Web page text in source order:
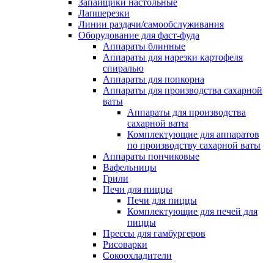
Запайщики настольные
Лапшерезки
Линии раздачи/самообслуживания
Оборудование для фаст-фуда
Аппараты блинные
Аппараты для нарезки картофеля
спиралью
Аппараты для попкорна
Аппараты для производства сахарной
ваты
Аппараты для производства
сахарной ваты
Комплектующие для аппаратов
по производству сахарной ваты
Аппараты пончиковые
Вафельницы
Грили
Печи для пиццы
Печи для пиццы
Комплектующие для печей для
пиццы
Прессы для гамбургеров
Рисоварки
Сокоохладители